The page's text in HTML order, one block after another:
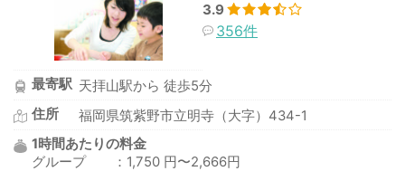
3.9
356件
最寄駅 天拝山駅から 徒歩5分
住所
福岡県筑紫野市立明寺（大字）434-1
1時間あたりの料金
グループ ：1,750 円〜2,666円